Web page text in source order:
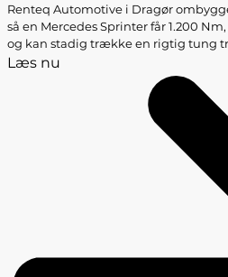
Renteq Automotive i Dragør
så en Mercedes Sprinter får 1.200
og kan stadig trække en rigtig tung
Læs nu